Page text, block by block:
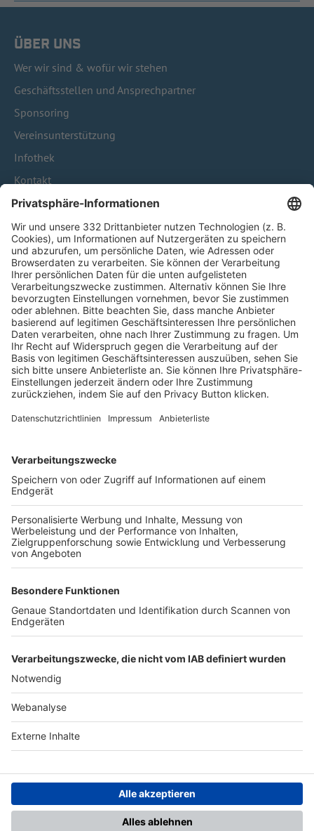
ÜBER UNS
Wer wir sind & wofür wir stehen
Geschäftsstellen und Ansprechpartner
Sponsoring
Vereinsunterstützung
Infothek
Kontakt
HÄUFIG BESUCHTE SEITEN
Pässe und Vereinswechsel
Trainerausbildung
Schulungsangebot Vereinsmitarbeiter
BFV-Geschäftsstellen
Trainerbörse
Login SpielPlus
FOLGE DEM BFV
TOP-VEREINE
TOP-PARTNER
Nutzungsbedingungen Datenschutz Impressum